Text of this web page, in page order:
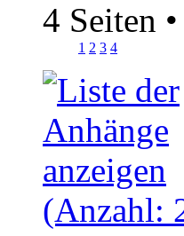
4 Seiten •
1 2 3 4